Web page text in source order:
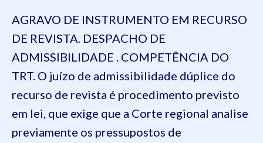
AGRAVO DE INSTRUMENTO EM RECURSO
DE REVISTA. DESPACHO DE
ADMISSIBILIDADE . COMPETÊNCIA DO
TRT. O juízo de admissibilidade dúplice do
recurso de revista é procedimento previsto
em lei, que exige que a Corte regional analise
previamente os pressupostos de